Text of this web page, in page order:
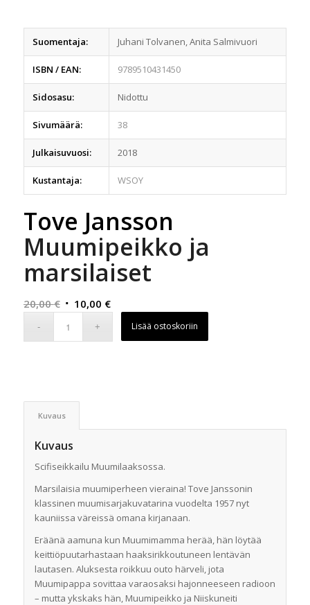
Suomentaja: Juhani Tolvanen, Anita Salmivuori
ISBN / EAN: 9789510431450
Sidosasu: Nidottu
Sivumäärä: 38
Julkaisuvuosi: 2018
Kustantaja: WSOY
Tove Jansson
Muumipeikko ja
marsilaiset
20,00€ Alkuperäinen
10,00 €Nykyinen
Lisää ostoskoriin
Kuvaus
Kuvaus
Scifiseikkailu Muumilaaksossa.
Marsilaisia muumiperheen vieraina! Tove Janssonin
klassinen muumisarjakuvatarina vuodelta 1957 nyt
kauniissa väreissä omana kirjanaan.
Eräänä aamuna kun Muumimamma herää, hän löytää
keittiöpuutarhastaan haaksirikkoutuneen lentävän
lautasen. Aluksesta roikkuu outo härveli, jota
Muumipappa sovittaa varaosaksi hajonneeseen radioon
– mutta ykskaks hän, Muumipeikko ja Niiskuneiti